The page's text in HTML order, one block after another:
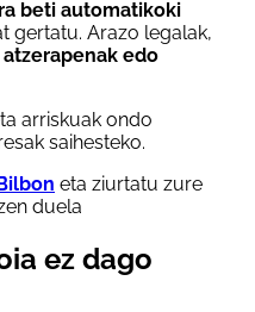
beti automatikoki
gertatu. Arazo legalak,
atzerapenak edo
arriskuak ondo
saihesteko.
eta ziurtatu zure
duela
ez dago